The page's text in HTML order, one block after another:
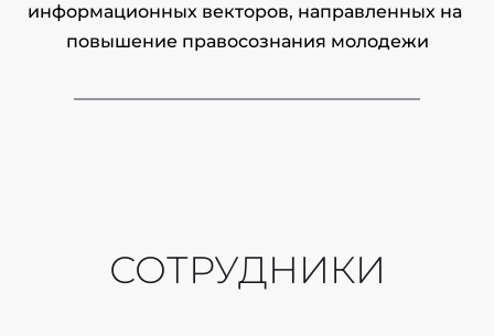
информационных векторов, направленных на
повышение правосознания молодежи
СОТРУДНИКИ